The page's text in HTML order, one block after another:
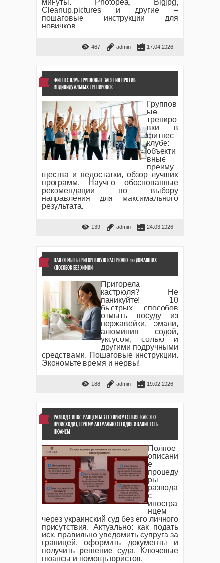
минуты. Photopea, Bigjpg,
Cleanup.pictures и другие –
пошаговые инструкции для
новичков.
467 admin 17.04.2026
ФИТНЕС КЛУБ: ГРУППОВЫЕ ЗАНЯТИЯ ПРОТИВ
ИНДИВИДУАЛЬНЫХ ТРЕНИРОВОК
Группов
ые
трениро
вки в
фитнес
клубе:
объекти
вные
преиму
щества и недостатки, обзор лучших
программ. Научно обоснованные
рекомендации по выбору
направления для максимального
результата.
139 admin 24.03.2026
КАК ОТМЫТЬ ПРИГОРЕВШУЮ КАСТРЮЛЮ: 10 ДОМАШНИХ
СПОСОБОВ БЕЗ ХИМИИ
Пригорела
кастрюля? Не
паникуйте! 10
быстрых способов
отмыть посуду из
нержавейки, эмали,
алюминия содой,
уксусом, солью и
другими подручными
средствами. Пошаговые инструкции.
Экономьте время и нервы!
188 admin 19.02.2026
РАЗВОД С ИНОСТРАНЦЕМ БЕЗ ЕГО ПРИСУТСТВИЯ: КАК ЭТО
ПРОИСХОДИТ, ПОЧЕМУ АКТУАЛЬНО СЕГОДНЯ И КАКИЕ ЕСТЬ
НЮАНСЫ
Полное
описани
е
процеду
ры
развода
с
иностра
нцем
через украинский суд без его личного
присутствия. Актуально: как подать
иск, правильно уведомить супруга за
границей, оформить документы и
получить решение суда. Ключевые
нюансы и помощь юристов.